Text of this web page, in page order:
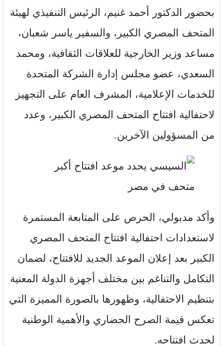
بحضور الدكتور أحمد غنيم، الرئيس التنفيذي لهيئة
المتحف المصري الكبير، والسفير ياسر شعبان،
مساعد وزير الخارجية للعلاقات الثقافية، ومحمد
السعدي، عضو مجلس إدارة الشركة المتحدة
للخدمات الإعلامية، المشرف العام على التجهيز
لاحتفالية افتتاح المتحف المصري الكبير، وعدد
من المسؤولين الآخرين.
وأكد مدبولي، الحرص على المتابعة المستمرة
لاستعدادات احتفالية افتتاح المتحف المصري
الكبير بعد إعلان الموعد الجديد للافتتاح، لضمان
التكامل والتناغم بين مختلف أجهزة الدولة المعنية
بتنظيم الاحتفالية، وظهورها بالصورة المميزة التي
تعكس قيمة الصرح الحضاري والأهمية الوطنية
لحدث افتتاحه.